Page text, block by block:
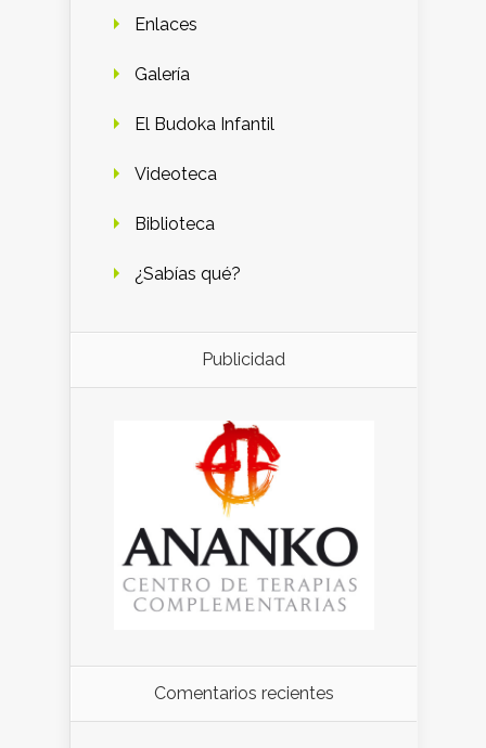
Enlaces
Galería
El Budoka Infantil
Videoteca
Biblioteca
¿Sabías qué?
Publicidad
Comentarios recientes